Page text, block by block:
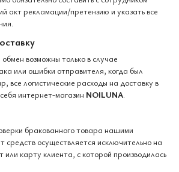
акт рекламации/претензию и указать все
возможны только в случае
или ошибки отправителя, когда был
все логистические расходы на доставку в
интернет-магазин NOILUNA.
бракованного товара нашими
средств осуществляется исключительно на
или карту клиента, с которой производилась